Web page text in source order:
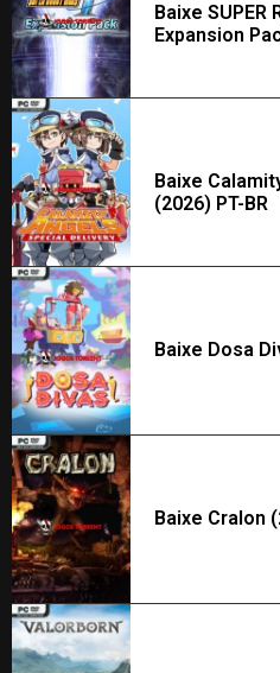
Baixe SUPER
Expansion
Baixe
(2026) PT-BR
Baixe Dosa
Baixe Cralon